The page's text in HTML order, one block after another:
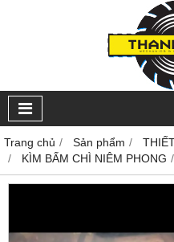
Trang chủ Sản phẩm
KÌM BẤM CHÌ NIÊM PHONG